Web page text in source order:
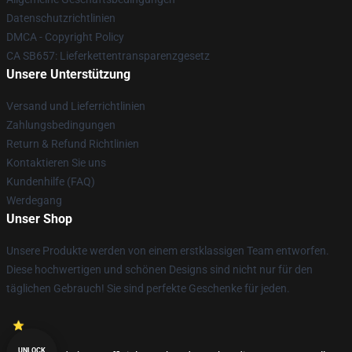
Datenschutzrichtlinien
DMCA - Copyright Policy
CA SB657: Lieferkettentransparenzgesetz
Unsere Unterstützung
Versand und Lieferrichtlinien
Zahlungsbedingungen
Return & Refund Richtlinien
Kontaktieren Sie uns
Kundenhilfe (FAQ)
Werdegang
Unser Shop
Unsere Produkte werden von einem erstklassigen Team entworfen.
Diese hochwertigen und schönen Designs sind nicht nur für den
täglichen Gebrauch! Sie sind perfekte Geschenke für jeden.
UNLOCK